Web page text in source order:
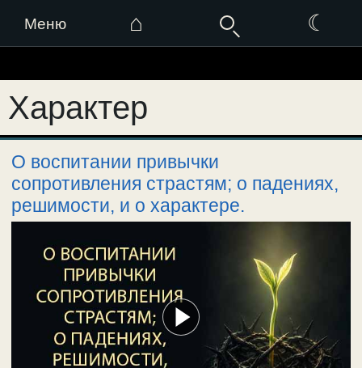
Меню ⌂ ☾
к
содержимому
Характер
О воспитании привычки
сопротивления страстям; о падениях,
решимости, и о характере.